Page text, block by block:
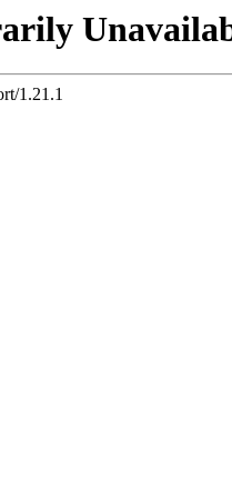
1.21.1